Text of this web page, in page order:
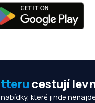
cestují
které jinde